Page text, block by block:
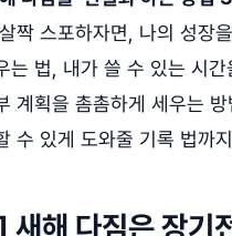
짝 스포하자면, 나의 성장
는 법, 내가 쓸 수 있는 시간
계획을 촘촘하게 세우는
수 있게 도와줄 기록 법까
새해 다짐은 장기